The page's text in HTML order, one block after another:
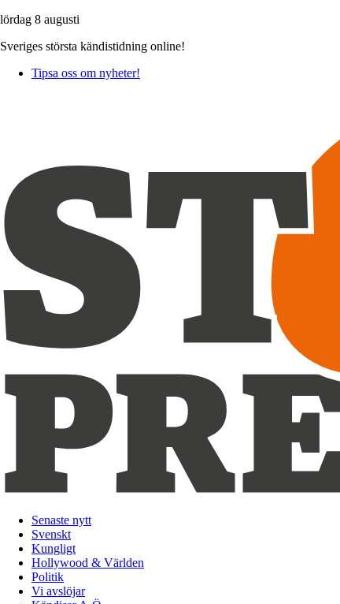
lördag 8 augusti
Sveriges största kändistidning online!
Tipsa oss om nyheter!
Senaste nytt
Svenskt
Kungligt
Hollywood & Världen
Politik
Vi avslöjar